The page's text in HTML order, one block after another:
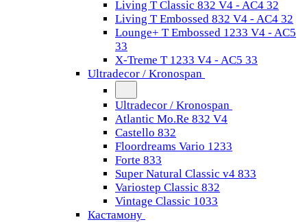
Living T Classic 832 V4 - AC4 32
Living T Embossed 832 V4 - AC4 32
Lounge+ T Embossed 1233 V4 - AC5
33
X-Treme T 1233 V4 - AC5 33
Ultradecor / Kronospan
Ultradecor / Kronospan
Atlantic Mo.Re 832 V4
Castello 832
Floordreams Vario 1233
Forte 833
Super Natural Classic v4 833
Variostep Classic 832
Vintage Classic 1033
Кастамону